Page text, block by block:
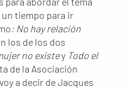
un tiempo para ir
: No hay relación
los de los dos
no existey Todo el
de la Asociación
a decir de Jacques